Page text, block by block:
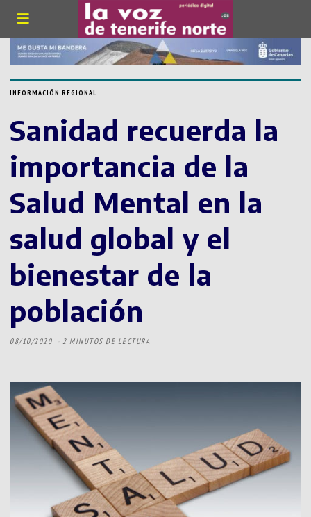
INFORMACIÓN REGIONAL
Sanidad recuerda la
importancia de la
Salud Mental en la
salud global y el
bienestar de la
población
08/10/2020 2 MINUTOS DE LECTURA